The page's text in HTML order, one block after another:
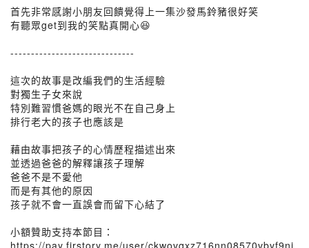
首先非常感謝小朋友回饋覺得上一集沙發馬鈴豬很好笑
有聽眾get到我的笑點真開心😆
------------------------------
這次的故事是改編我們的生活經驗
對獨生子女來說
特別難習慣爸媽的眼光不在自己身上
排行老大的孩子也應該是
藉由故事把孩子的心情歷程描述出來
並透過爸爸的解釋讓孩子理解
爸爸不是不愛他
而是有其他的原因
孩子就不會一直誤會而留下心結了
小額贊助支持本節目：
https://pay.firstory.me/user/ckwovqxz716nn08570vbyf9nj